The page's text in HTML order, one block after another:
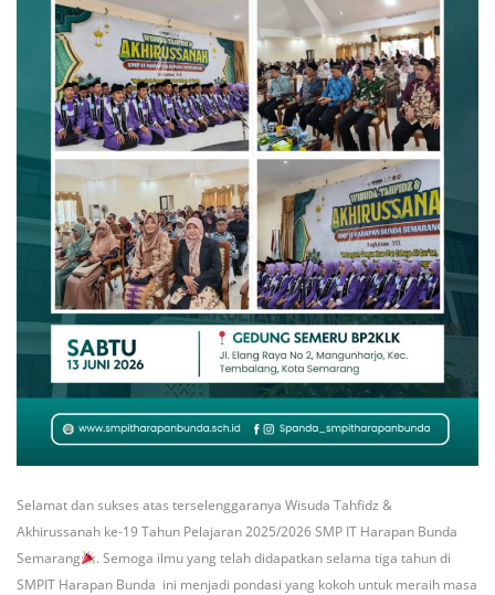
Selamat dan sukses atas terselenggaranya Wisuda Tahfidz &
Akhirussanah ke-19 Tahun Pelajaran 2025/2026 SMP IT Harapan Bunda
Semarang
. Semoga ilmu yang telah didapatkan selama tiga tahun di
SMPIT Harapan Bunda ini menjadi pondasi yang kokoh untuk meraih masa